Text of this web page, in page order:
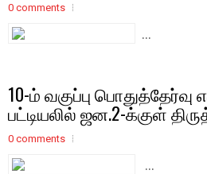
0 comments
...
10-ம் வகுப்பு
பட்டியலில் ஜன.2-க்​குள்
0 comments
...